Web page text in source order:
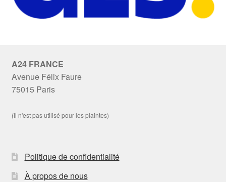
A24 FRANCE
Avenue Félix Faure
75015 Paris
(Il n'est pas utilisé pour les plaintes)
Politique de confidentialité
À propos de nous